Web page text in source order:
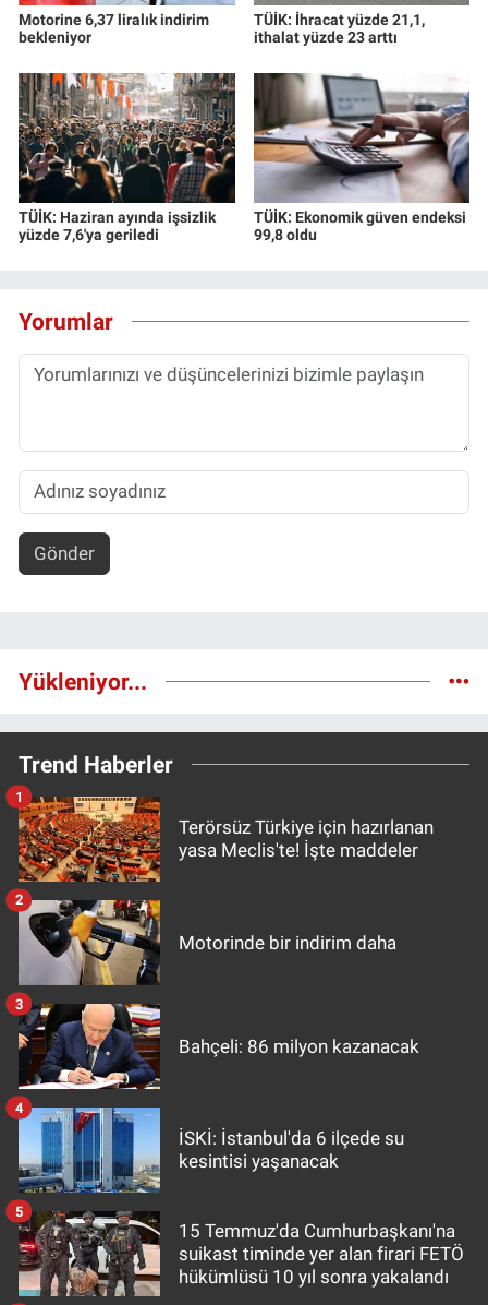
Motorine 6,37 liralık indirim
bekleniyor
TÜİK: İhracat yüzde 21,1,
ithalat yüzde 23 arttı
TÜİK: Haziran ayında işsizlik
yüzde 7,6'ya geriledi
TÜİK: Ekonomik güven endeksi
99,8 oldu
Yorumlar
Gönder
Yükleniyor...
Trend Haberler
Terörsüz Türkiye için hazırlanan
yasa Meclis'te! İşte maddeler
1
Motorinde bir indirim daha
2
Bahçeli: 86 milyon kazanacak
3
İSKİ: İstanbul'da 6 ilçede su
kesintisi yaşanacak
4
15 Temmuz'da Cumhurbaşkanı'na
suikast timinde yer alan firari FETÖ
hükümlüsü 10 yıl sonra yakalandı
5